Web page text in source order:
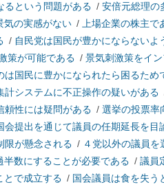
るという問題がある / 安倍元総理の
気の実感がない/ 上場企業の株主で
/ 自民党は国民が豊かにならない
策が可能である / 景気刺激策をイ
国民に豊かになられたら困るため
計システムに不正操作の疑いがある
頼性には疑問がある / 選挙の投票率
会提出を通じて議員の任期延長を目
限が懸念される / ４党以外の議員
数にすることが必要である / 議員
とで成立する / 国会議員は食を失う